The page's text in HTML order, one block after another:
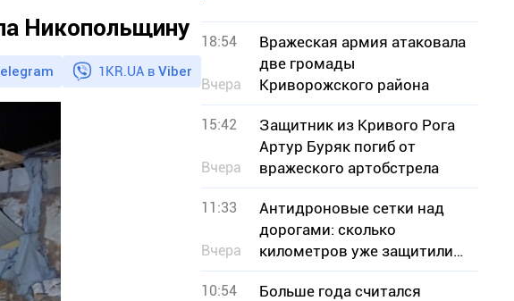
Никопольщину
1KR.UA в Viber
18:54
Вчера
Вражеская армия атаковала
две громады
Криворожского района
15:42
Вчера
Защитник из Кривого Рога
Артур Буряк погиб от
вражеского артобстрела
11:33
Вчера
Антидроновые сетки над
дорогами: сколько
километров уже защитили
на Днепропетровщине
10:54
Больше года считался